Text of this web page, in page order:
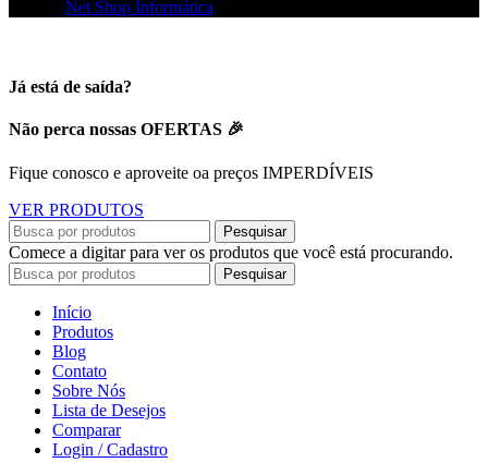
Net Shop Informática
Já está de saída?
Não perca nossas OFERTAS 🎉
Fique conosco e aproveite oa preços IMPERDÍVEIS
VER PRODUTOS
Pesquisar
Comece a digitar para ver os produtos que você está procurando.
Pesquisar
Início
Produtos
Blog
Contato
Sobre Nós
Lista de Desejos
Comparar
Login / Cadastro